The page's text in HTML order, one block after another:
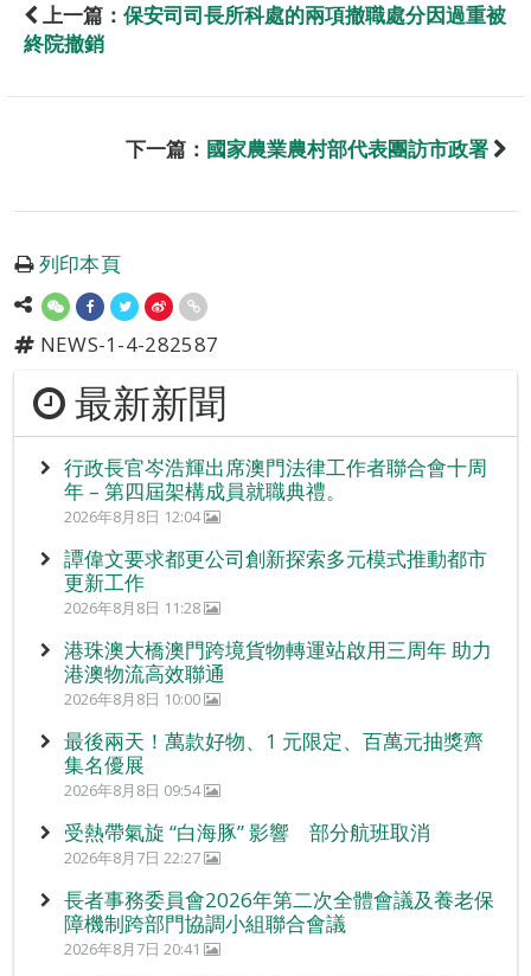
上一篇： 保安司司長所科處的兩項撤職處分因過重被
終院撤銷
下一篇： 國家農業農村部代表團訪市政署
列印本頁
NEWS-1-4-282587
最新新聞
行政長官岑浩輝出席澳門法律工作者聯合會十周
年 – 第四屆架構成員就職典禮。
2026年8月8日 12:04
譚偉文要求都更公司創新探索多元模式推動都市
更新工作
2026年8月8日 11:28
港珠澳大橋澳門跨境貨物轉運站啟用三周年 助力
港澳物流高效聯通
2026年8月8日 10:00
最後兩天！萬款好物、1 元限定、百萬元抽獎齊
集名優展
2026年8月8日 09:54
受熱帶氣旋 “白海豚” 影響 部分航班取消
2026年8月7日 22:27
長者事務委員會2026年第二次全體會議及養老保
障機制跨部門協調小組聯合會議
2026年8月7日 20:41